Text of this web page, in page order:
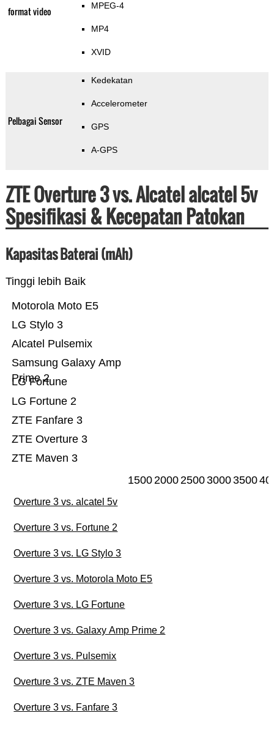
format video MPEG-4
MP4
XVID
Pelbagai Sensor
Kedekatan
Accelerometer
GPS
A-GPS
ZTE Overture 3 vs. Alcatel alcatel 5v
Spesifikasi & Kecepatan Patokan
Kapasitas Baterai (mAh)
Tinggi lebih Baik
ZTE Maven 3
ZTE Overture 3
ZTE Fanfare 3
LG Fortune 2
LG Fortune
Samsung Galaxy Amp
Prime 2
Alcatel Pulsemix
LG Stylo 3
Motorola Moto E5
15002000250030003500
Overture 3 vs. alcatel 5v
Overture 3 vs. Fortune 2
Overture 3 vs. LG Stylo 3
Overture 3 vs. Motorola Moto E5
Overture 3 vs. LG Fortune
Overture 3 vs. Galaxy Amp Prime 2
Overture 3 vs. Pulsemix
Overture 3 vs. ZTE Maven 3
Overture 3 vs. Fanfare 3